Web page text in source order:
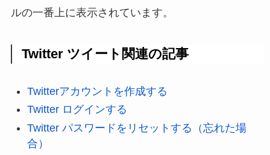
ルの一番上に表示されています。
Twitter ツイート関連の記事
Twitterアカウントを作成する
Twitter ログインする
Twitter パスワードをリセットする（忘れた場
合）